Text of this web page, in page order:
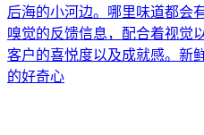
后海的小河边。哪里味道都会
嗅觉的反馈信息，配合着视觉
客户的喜悦度以及成就感。新
的好奇心